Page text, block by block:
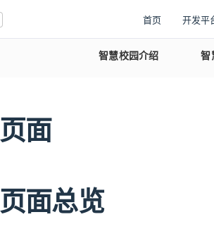
首页 开发平
智慧校园介绍 智
页面
12114
页面总览